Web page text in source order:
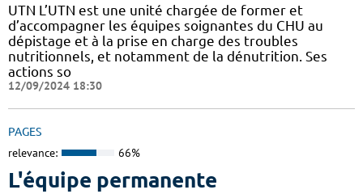
UTN L’UTN est une unité chargée de former et
d’accompagner les équipes soignantes du CHU au
dépistage et à la prise en charge des troubles
nutritionnels, et notamment de la dénutrition. Ses
actions so
12/09/2024 18:30
PAGES
relevance: 66%
L'équipe permanente